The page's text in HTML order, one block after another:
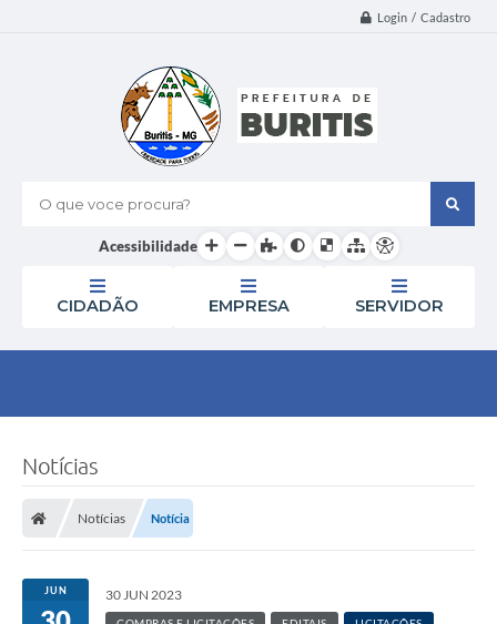
Login / Cadastro
O que voce procura?
Acessibilidade
CIDADÃO EMPRESA SERVIDOR
Notícias
Notícias Notícia
JUN 30 JUN 2023